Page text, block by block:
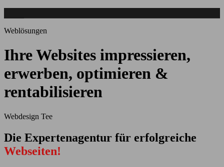
Weblösungen
Ihre Websites impressieren,
erwerben, optimieren &
rentabilisieren
Webdesign Tee
Die Expertenagentur für erfolgreiche
Webseiten!